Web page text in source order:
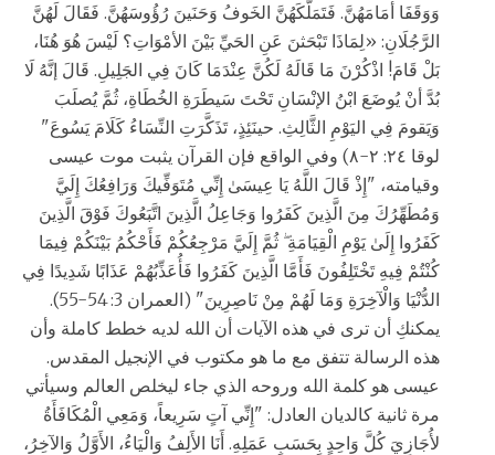
وَوَقَفَا أمَامَهُنَّ. فَتَمَلَّكَهُنَّ الخَوفُ وَحَنَينَ رُؤُوسَهُنَّ. فَقَالَ لَهُنَّ
الرَّجُلَانِ: «لِمَاذَا تَبْحَثنَ عَنِ الحَيِّ بَيْنَ الأمْوَاتِ؟ لَيْسَ هُوَ هُنَا،
بَلْ قَامَ! اذْكُرْنَ مَا قَالَهُ لَكُنَّ عِنْدَمَا كَانَ فِي الجَلِيلِ. قَالَ إنَّهُ لَا
بُدَّ أنْ يُوضَعَ ابْنُ الإنْسَانِ تَحْتَ سَيطَرَةِ الخُطَاةِ، ثُمَّ يُصلَبَ
وَيَقومَ فِي اليَوْمِ الثَّالِثِ. حينَئِذٍ، تَذَكَّرَتِ النِّسَاءُ كَلَامَ يَسُوعَ"
لوقا ٢٤: ٢-٨) وفي الواقع فإن القرآن يثبت موت عيسى
وقيامته، "إِذْ قَالَ اللَّهُ يَا عِيسَىٰ إِنِّي مُتَوَفِّيكَ وَرَافِعُكَ إِلَيَّ
وَمُطَهِّرُكَ مِنَ الَّذِينَ كَفَرُوا وَجَاعِلُ الَّذِينَ اتَّبَعُوكَ فَوْقَ الَّذِينَ
كَفَرُوا إِلَىٰ يَوْمِ الْقِيَامَةِ ۖ ثُمَّ إِلَيَّ مَرْجِعُكُمْ فَأَحْكُمُ بَيْنَكُمْ فِيمَا
كُنْتُمْ فِيهِ تَخْتَلِفُونَ فَأَمَّا الَّذِينَ كَفَرُوا فَأُعَذِّبُهُمْ عَذَابًا شَدِيدًا فِي
الدُّنْيَا وَالْآخِرَةِ وَمَا لَهُمْ مِنْ نَاصِرِينَ" (العمران 3: 54-55).
يمكنكِ أن ترى في هذه الآيات أن الله لديه خطط كاملة وأن
هذه الرسالة تتفق مع ما هو مكتوب في الإنجيل المقدس.
عيسى هو كلمة الله وروحه الذي جاء ليخلص العالم وسيأتي
مرة ثانية كالديان العادل: "إِنِّي آتٍ سَرِيعاً، وَمَعِي الْمُكَافَأَةُ
لأُجَازِيَ كُلَّ وَاحِدٍ بِحَسَبِ عَمَلِهِ. أَنَا الأَلِفُ وَالْيَاءُ، الأَوَّلُ وَالآخِرُ،